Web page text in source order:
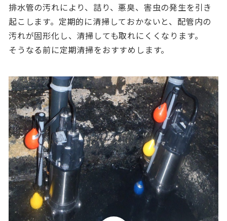
排水管の汚れにより、詰り、悪臭、害虫の発生を引き
起こします。定期的に清掃しておかないと、配管内の
汚れが固形化し、清掃しても取れにくくなります。
そうなる前に定期清掃をおすすめします。